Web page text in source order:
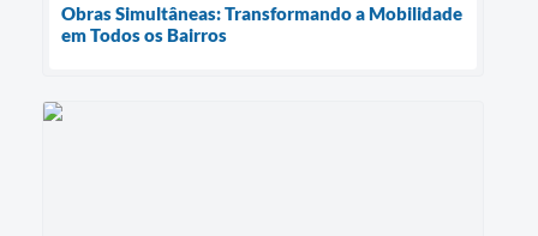
Obras Simultâneas: Transformando a Mobilidade
em Todos os Bairros